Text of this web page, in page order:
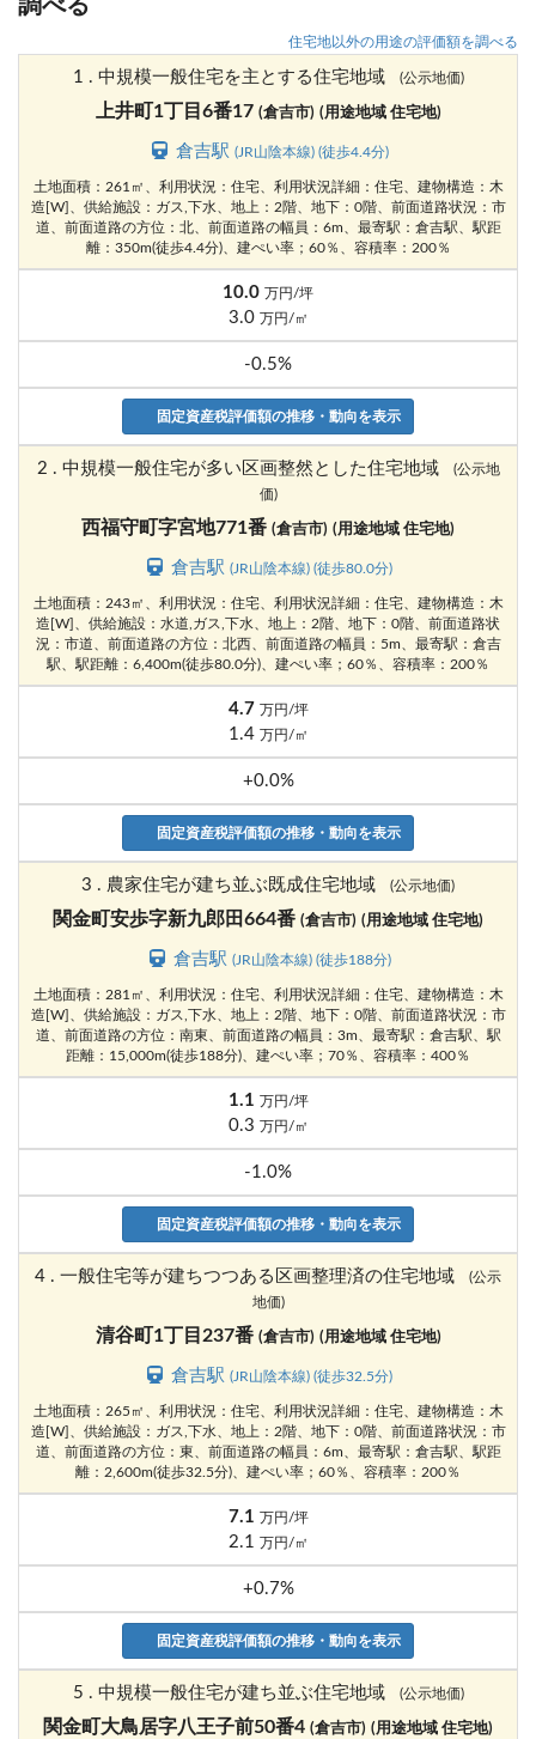
調べる
住宅地以外の用途の評価額を調べる
1 . 中規模一般住宅を主とする住宅地域 (公示地価)
上井町1丁目6番17 (倉吉市) (用途地域 住宅地)
倉吉駅 (JR山陰本線) (徒歩4.4分)
土地面積：261㎡、利用状況：住宅、利用状況詳細：住宅、建物構造：木
造[W]、供給施設：ガス,下水、地上：2階、地下：0階、前面道路状況：市
道、前面道路の方位：北、前面道路の幅員：6m、最寄駅：倉吉駅、駅距
離：350m(徒歩4.4分)、建ぺい率；60％、容積率：200％
10.0 万円/坪
3.0 万円/㎡
-0.5%
固定資産税評価額の推移・動向を表示
2 . 中規模一般住宅が多い区画整然とした住宅地域
(公示地
価)
西福守町字宮地771番 (倉吉市) (用途地域 住宅地)
倉吉駅(JR山陰本線) (徒歩80.0分)
土地面積：243㎡、利用状況：住宅、利用状況詳細：住宅、建物構造：木
造[W]、供給施設：水道,ガス,下水、地上：2階、地下：0階、前面道路状
況：市道、前面道路の方位：北西、前面道路の幅員：5m、最寄駅：倉吉
駅、駅距離：6,400m(徒歩80.0分)、建ぺい率；60％、容積率：200％
4.7 万円/坪
1.4 万円/㎡
+0.0%
固定資産税評価額の推移・動向を表示
3 . 農家住宅が建ち並ぶ既成住宅地域 (公示地価)
関金町安歩字新九郎田664番 (倉吉市) (用途地域 住宅地)
倉吉駅 (JR山陰本線) (徒歩188分)
土地面積：281㎡、利用状況：住宅、利用状況詳細：住宅、建物構造：木
造[W]、供給施設：ガス,下水、地上：2階、地下：0階、前面道路状況：市
道、前面道路の方位：南東、前面道路の幅員：3m、最寄駅：倉吉駅、駅
距離：15,000m(徒歩188分)、建ぺい率；70％、容積率：400％
1.1 万円/坪
0.3 万円/㎡
-1.0%
固定資産税評価額の推移・動向を表示
4 . 一般住宅等が建ちつつある区画整理済の住宅地域
(公示
地価)
清谷町1丁目237番 (倉吉市) (用途地域 住宅地)
倉吉駅(JR山陰本線) (徒歩32.5分)
土地面積：265㎡、利用状況：住宅、利用状況詳細：住宅、建物構造：木
造[W]、供給施設：ガス,下水、地上：2階、地下：0階、前面道路状況：市
道、前面道路の方位：東、前面道路の幅員：6m、最寄駅：倉吉駅、駅距
離：2,600m(徒歩32.5分)、建ぺい率；60％、容積率：200％
7.1 万円/坪
2.1 万円/㎡
+0.7%
固定資産税評価額の推移・動向を表示
5 . 中規模一般住宅が建ち並ぶ住宅地域 (公示地価)
関金町大鳥居字八王子前50番4 (倉吉市) (用途地域 住宅地)